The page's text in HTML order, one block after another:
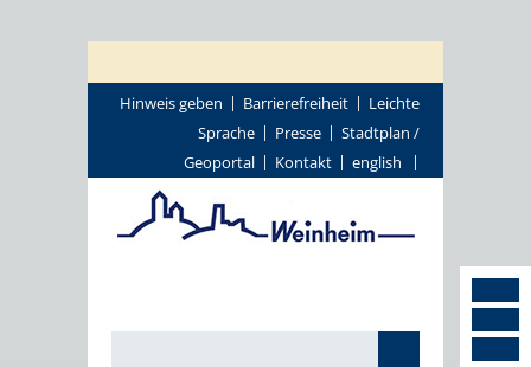
Hinweis geben Barrierefreiheit
Leichte
Sprache
Presse
Stadtplan /
Geoportal
Kontakt english